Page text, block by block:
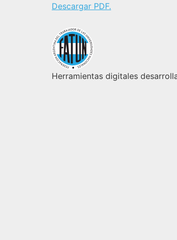
Descargar PDF.
Herramientas digitales